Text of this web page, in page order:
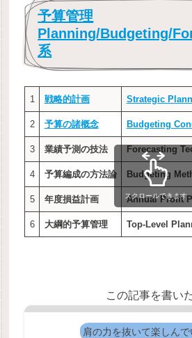
予算管理
Planning/Budgeting/
系
1 戦略的計画 Strategic
2 予算の諸概念 Budgeting
3 業績予測の技法 Forecasting
4 予算編成の方法論 Budgeting
5 年度損益計画 Annual Profit
6 大綱的予算管理 Top-Level
スクロールできます
この記事を書い
肩の力を抜いて楽しんで